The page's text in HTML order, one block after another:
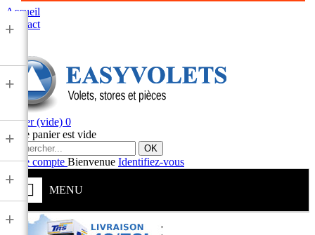
Accueil
Contact
Panier (vide) 0
Votre panier est vide
OK
Votre compte Bienvenue Identifiez-vous
MENU
+
+
+
+
+